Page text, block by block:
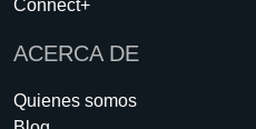
Connect+
ACERCA DE
Quienes somos